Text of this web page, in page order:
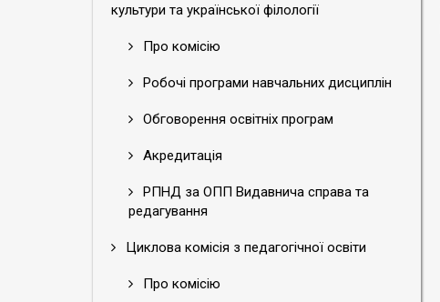
культури та української філології
Про комісію
Робочі програми навчальних дисциплін
Обговорення освітніх програм
Акредитація
РПНД за ОПП Видавнича справа та
редагування
Циклова комісія з педагогічної освіти
Про комісію